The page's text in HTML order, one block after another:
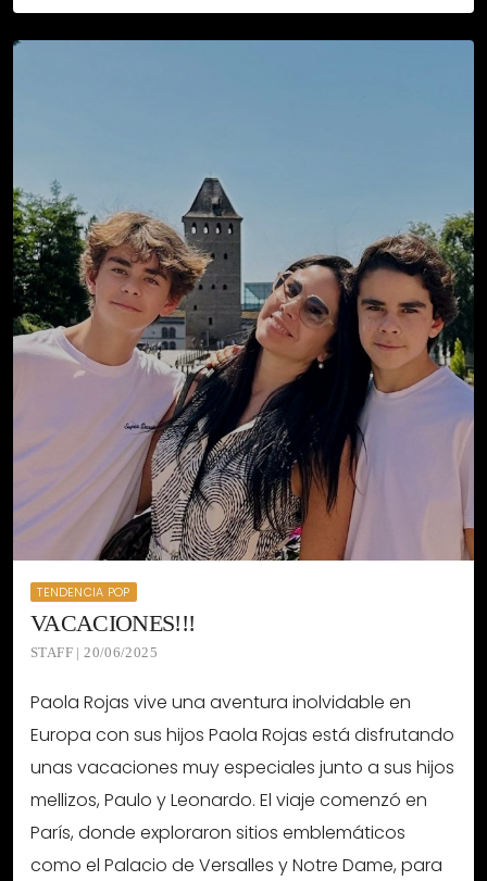
TENDENCIA POP
VACACIONES!!!
STAFF | 20/06/2025
Paola Rojas vive una aventura inolvidable en
Europa con sus hijos Paola Rojas está disfrutando
unas vacaciones muy especiales junto a sus hijos
mellizos, Paulo y Leonardo. El viaje comenzó en
París, donde exploraron sitios emblemáticos
como el Palacio de Versalles y Notre Dame, para